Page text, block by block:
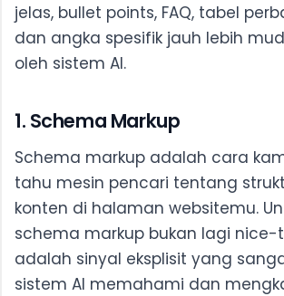
jelas, bullet points, FAQ, tabel
dan angka spesifik jauh lebih
oleh sistem AI.
1. Schema Markup
Schema markup adalah cara
tahu mesin pencari tentang
konten di halaman websitemu.
schema markup bukan lagi nice-
adalah sinyal eksplisit yang
sistem AI memahami dan